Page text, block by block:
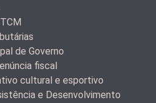
de Governo
fiscal
cultural e esportivo
e Desenvolvimento